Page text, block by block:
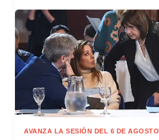
AVANZA LA SESIÓN DEL 6 DE AGOSTO